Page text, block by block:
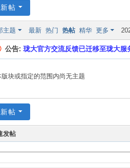
帖
主题 最新 热门 热帖 精华 更多
公告:珑大官方交流反馈已迁移至珑大服
版块或指定的范围内尚无主题
帖
发帖